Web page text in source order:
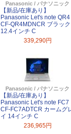
Panasonic / パナソニック
【新品/在庫あり】
Panasonic Let's note QR4
CF-QR4MDNCR ブラック
12.4インチ C
339,290円
Panasonic / パナソニック
【新品/在庫あり】
Panasonic Let's note FC7
CF-FC7ADTCR カームグ
イ 14インチ C
236,965円